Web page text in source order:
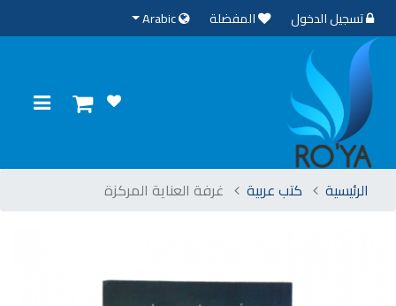
تسجيل الدخول المفضلة Arabic
الرئيسية كتب عربية غرفة العناية المركزة